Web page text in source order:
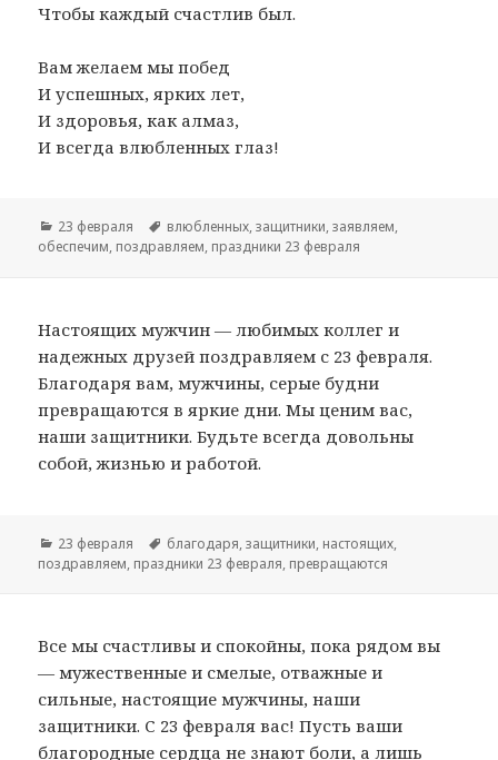
Чтобы каждый счастлив был.
Вам желаем мы побед
И успешных, ярких лет,
И здоровья, как алмаз,
И всегда влюбленных глаз!
Рубрики
23 февраля Метки
влюбленных,защитники,заявляем,
обеспечим, поздравляем, праздники 23 февраля
Настоящих мужчин — любимых коллег и
надежных друзей поздравляем с 23 февраля.
Благодаря вам, мужчины, серые будни
превращаются в яркие дни. Мы ценим вас,
наши защитники. Будьте всегда довольны
собой, жизнью и работой.
Рубрики
23 февраля Метки
благодаря,защитники, настоящих,
поздравляем, праздники 23 февраля, превращаются
Все мы счастливы и спокойны, пока рядом вы
— мужественные и смелые, отважные и
сильные, настоящие мужчины, наши
защитники. С 23 февраля вас! Пусть ваши
благородные сердца не знают боли, а лишь